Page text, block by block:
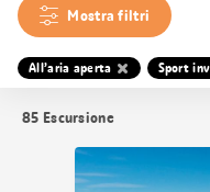
Mostra filtri
All’aria aperta Sport
85 Escursione